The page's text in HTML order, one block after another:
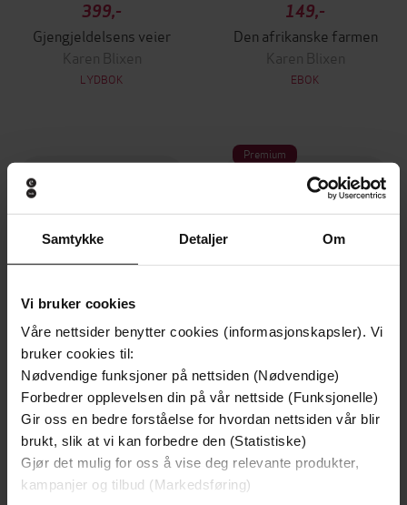
Samtykke Detaljer Om
Vi bruker cookies
Våre nettsider benytter cookies (informasjonskapsler). Vi
bruker cookies til:
Nødvendige funksjoner på nettsiden (Nødvendige)
Forbedrer opplevelsen din på vår nettside (Funksjonelle)
Gir oss en bedre forståelse for hvordan nettsiden vår blir
brukt, slik at vi kan forbedre den (Statistiske)
Gjør det mulig for oss å vise deg relevante produkter,
kampanjer og tilbud (Markedsføring)
399,-
Gjengjeldelsens veier
Karen Blixen
LYDBOK
149,-
Den afrikanske farmen
Karen Blixen
EBOK
149,-
Babettes gjestebud
Karen Blixen
EBOK
Premium
179,-
Den afrikanske farm
Karen Blixen